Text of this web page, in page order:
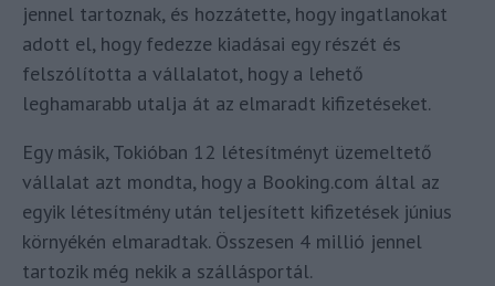
jennel tartoznak, és hozzátette, hogy ingatlanokat
adott el, hogy fedezze kiadásai egy részét és
felszólította a vállalatot, hogy a lehető
leghamarabb utalja át az elmaradt kifizetéseket.
Egy másik, Tokióban 12 létesítményt üzemeltető
vállalat azt mondta, hogy a Booking.com által az
egyik létesítmény után teljesített kifizetések június
környékén elmaradtak. Összesen 4 millió jennel
tartozik még nekik a szállásportál.